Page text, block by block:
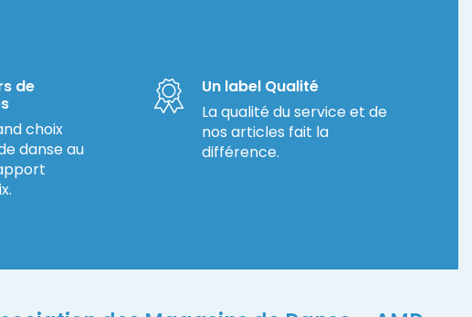
de
choix
danse au
Un label Qualité
La qualité du service et de
nos articles fait la
différence.